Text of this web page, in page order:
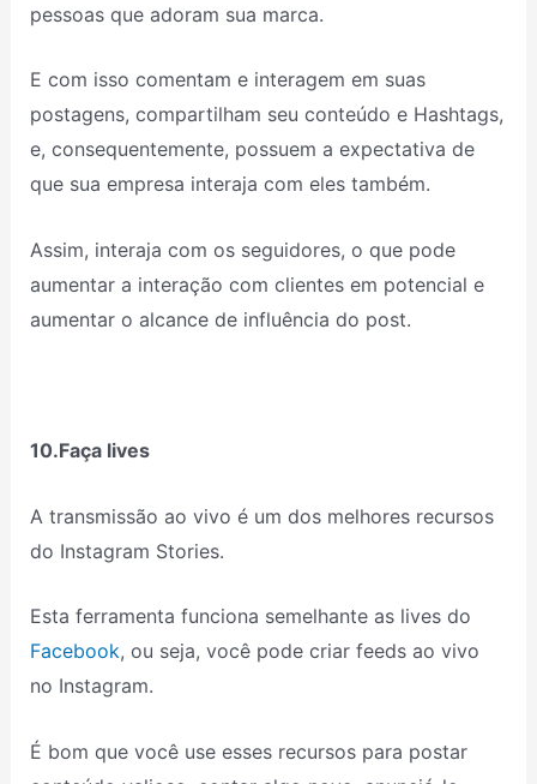
pessoas que adoram sua marca.
E com isso comentam e interagem em suas
postagens, compartilham seu conteúdo e Hashtags,
e, consequentemente, possuem a expectativa de
que sua empresa interaja com eles também.
Assim, interaja com os seguidores, o que pode
aumentar a interação com clientes em potencial e
aumentar o alcance de influência do post.
10.Faça lives
A transmissão ao vivo é um dos melhores recursos
do Instagram Stories.
Esta ferramenta funciona semelhante as lives do
Facebook, ou seja, você pode criar feeds ao vivo
no Instagram.
É bom que você use esses recursos para postar